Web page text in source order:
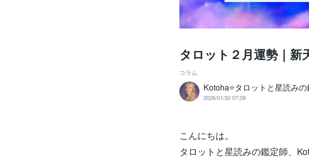
タロット２月運勢｜
コラム
Kotoha⭐タロットと星読み
2026/01/30 07:09
こんにちは。
タロットと星読みの鑑定師、